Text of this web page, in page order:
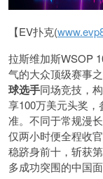
【EV扑克(
拉斯维加斯WSOP
气的大众顶级赛事
球选手同场竞技，
享100万美元头奖
准。不同于常规漫
仅两小时便全程收
稳跻身前十，斩获
多成功突围的中国面